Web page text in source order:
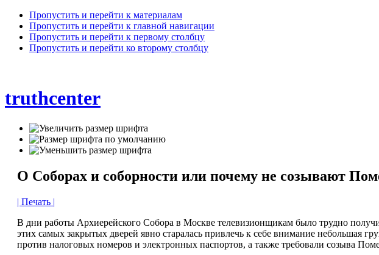
Пропустить и перейти к материалам
Пропустить и перейти к главной навигации
Пропустить и перейти к первому столбцу
Пропустить и перейти ко второму столбцу
truthcenter
О Соборах и соборности или почему не созывают
| Печать |
В дни работы Архиерейского Собора в Москве телевизионщикам было трудно
этих самых закрытых дверей явно старалась привлечь к себе внимание небольшая
против налоговых номеров и электронных паспортов, а также требовали созыва